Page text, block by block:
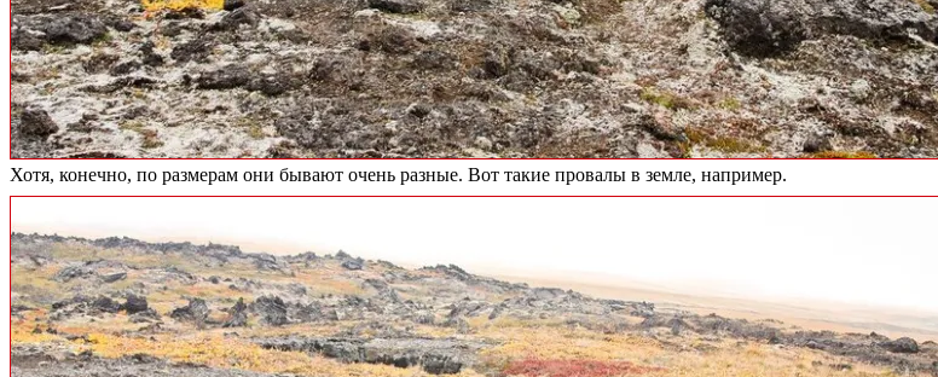
Хотя, конечно, по размерам они бывают очень разные. Вот такие провалы в земле, например.